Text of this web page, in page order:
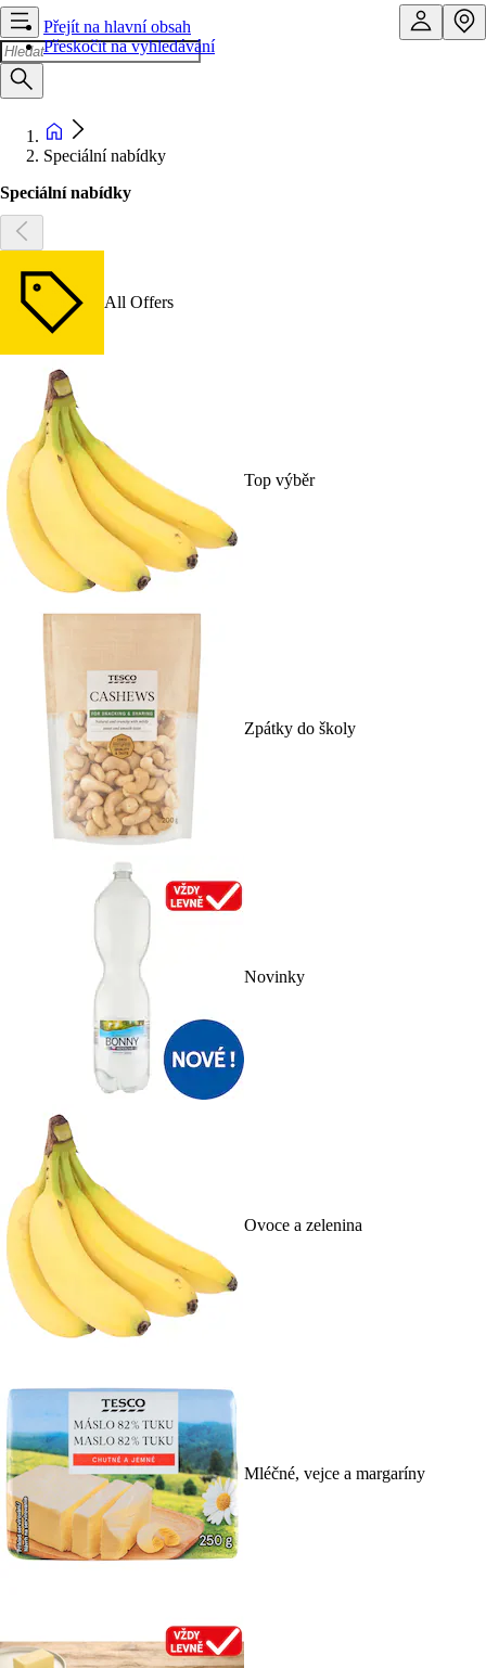
Přejít na hlavní obsah
Přeskočit na vyhledávání
Speciální nabídky
Speciální nabídky
All Offers
Top výběr
Zpátky do školy
Novinky
Ovoce a zelenina
Mléčné, vejce a margaríny